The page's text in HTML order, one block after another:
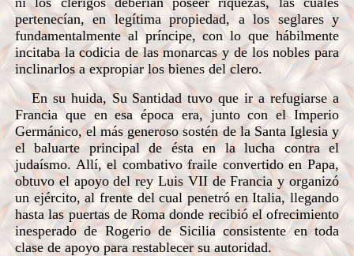
pertenecían, en legítima propiedad, a los seglares y
fundamentalmente al príncipe, con lo que hábilmente
incitaba la codicia de las monarcas y de los nobles para
inclinarlos a expropiar los bienes del clero.
En su huida, Su Santidad tuvo que ir a refugiarse a
Francia que en esa época era, junto con el Imperio
Germánico, el más generoso sostén de la Santa Iglesia y
el baluarte principal de ésta en la lucha contra el
judaísmo. Allí, el combativo fraile convertido en Papa,
obtuvo el apoyo del rey Luis VII de Francia y organizó
un ejército, al frente del cual penetró en Italia, llegando
hasta las puertas de Roma donde recibió el ofrecimiento
inesperado de Rogerio de Sicilia consistente en toda
clase de apoyo para restablecer su autoridad.